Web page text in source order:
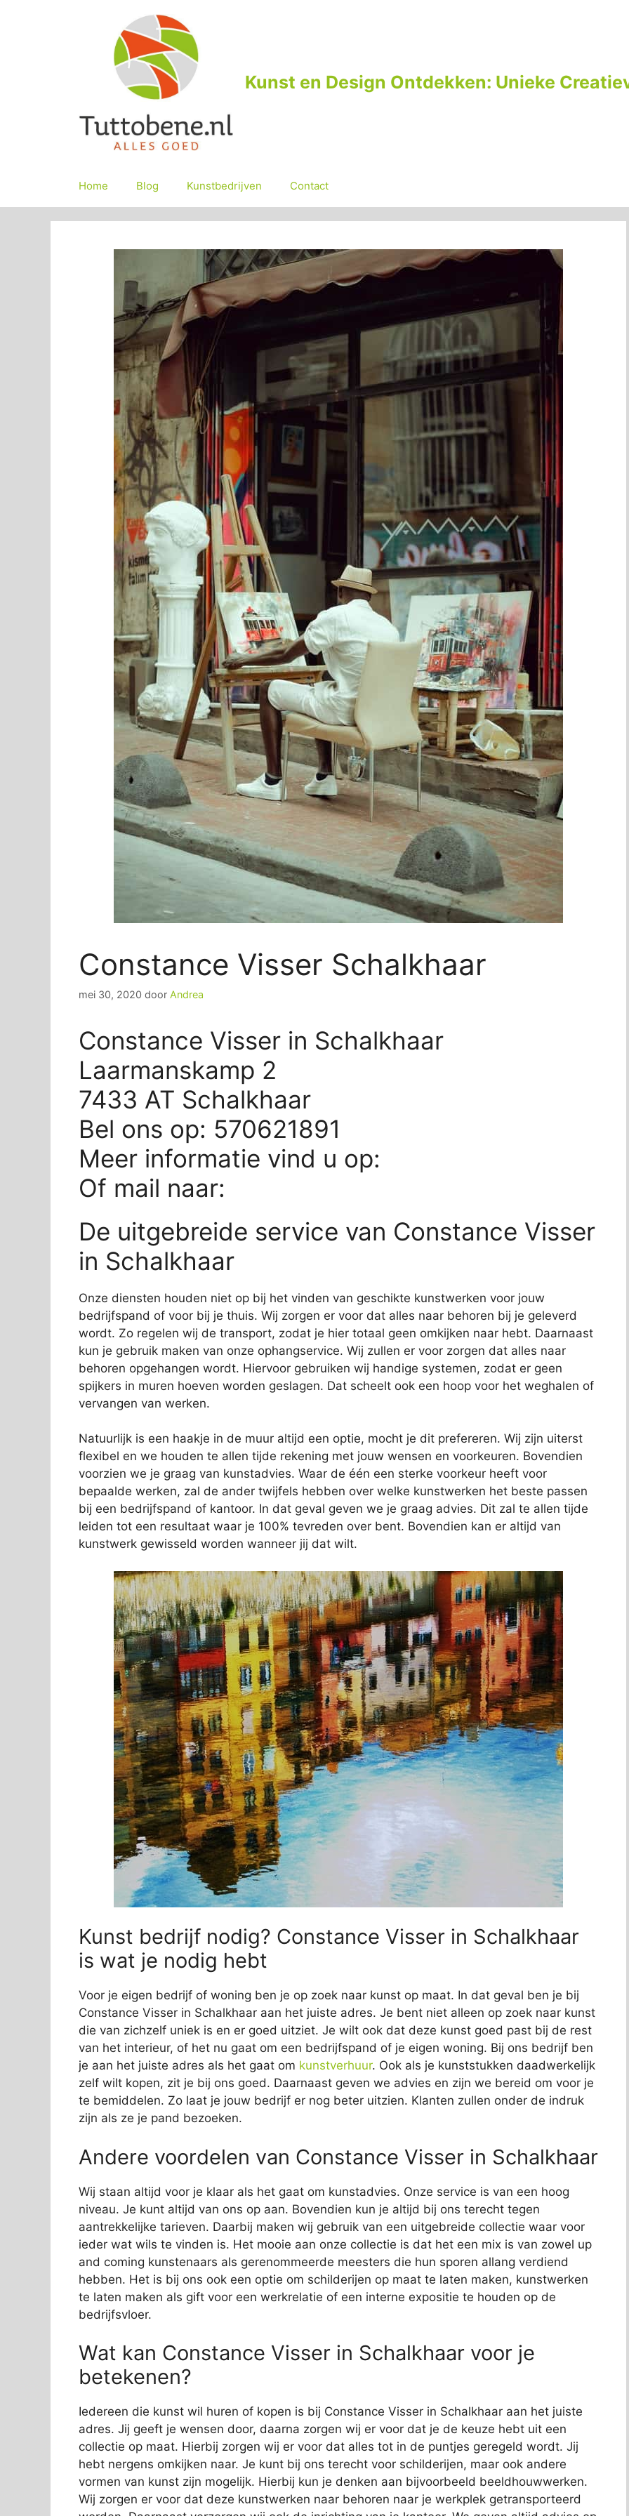
Kunst en Design Ontdekken: Unieke
Home Blog Kunstbedrijven Contact
Constance Visser Schalkhaar
mei 30, 2020 door Andrea
Constance Visser in Schalkhaar
Laarmanskamp 2
7433 AT Schalkhaar
Bel ons op: 570621891
Meer informatie vind u op:
Of mail naar:
De uitgebreide service van Constance Visser
in Schalkhaar
Onze diensten houden niet op bij het vinden van geschikte kunstwerken voor jouw
bedrijfspand of voor bij je thuis. Wij zorgen er voor dat alles naar behoren bij je geleverd
wordt. Zo regelen wij de transport, zodat je hier totaal geen omkijken naar hebt. Daarnaast
kun je gebruik maken van onze ophangservice. Wij zullen er voor zorgen dat alles naar
behoren opgehangen wordt. Hiervoor gebruiken wij handige systemen, zodat er geen
spijkers in muren hoeven worden geslagen. Dat scheelt ook een hoop voor het weghalen of
vervangen van werken.
Natuurlijk is een haakje in de muur altijd een optie, mocht je dit prefereren. Wij zijn uiterst
flexibel en we houden te allen tijde rekening met jouw wensen en voorkeuren. Bovendien
voorzien we je graag van kunstadvies. Waar de één een sterke voorkeur heeft voor
bepaalde werken, zal de ander twijfels hebben over welke kunstwerken het beste passen
bij een bedrijfspand of kantoor. In dat geval geven we je graag advies. Dit zal te allen tijde
leiden tot een resultaat waar je 100% tevreden over bent. Bovendien kan er altijd van
kunstwerk gewisseld worden wanneer jij dat wilt.
Kunst bedrijf nodig? Constance Visser in Schalkhaar
is wat je nodig hebt
Voor je eigen bedrijf of woning ben je op zoek naar kunst op maat. In dat geval ben je bij
Constance Visser in Schalkhaar aan het juiste adres. Je bent niet alleen op zoek naar kunst
die van zichzelf uniek is en er goed uitziet. Je wilt ook dat deze kunst goed past bij de rest
van het interieur, of het nu gaat om een bedrijfspand of je eigen woning. Bij ons bedrijf ben
je aan het juiste adres als het gaat om kunstverhuur. Ook als je kunststukken daadwerkelijk
zelf wilt kopen, zit je bij ons goed. Daarnaast geven we advies en zijn we bereid om voor je
te bemiddelen. Zo laat je jouw bedrijf er nog beter uitzien. Klanten zullen onder de indruk
zijn als ze je pand bezoeken.
Andere voordelen van Constance Visser in Schalkhaar
Wij staan altijd voor je klaar als het gaat om kunstadvies. Onze service is van een hoog
niveau. Je kunt altijd van ons op aan. Bovendien kun je altijd bij ons terecht tegen
aantrekkelijke tarieven. Daarbij maken wij gebruik van een uitgebreide collectie waar voor
ieder wat wils te vinden is. Het mooie aan onze collectie is dat het een mix is van zowel up
and coming kunstenaars als gerenommeerde meesters die hun sporen allang verdiend
hebben. Het is bij ons ook een optie om schilderijen op maat te laten maken, kunstwerken
te laten maken als gift voor een werkrelatie of een interne expositie te houden op de
bedrijfsvloer.
Wat kan Constance Visser in Schalkhaar voor je
betekenen?
Iedereen die kunst wil huren of kopen is bij Constance Visser in Schalkhaar aan het juiste
adres. Jij geeft je wensen door, daarna zorgen wij er voor dat je de keuze hebt uit een
collectie op maat. Hierbij zorgen wij er voor dat alles tot in de puntjes geregeld wordt. Jij
hebt nergens omkijken naar. Je kunt bij ons terecht voor schilderijen, maar ook andere
vormen van kunst zijn mogelijk. Hierbij kun je denken aan bijvoorbeeld beeldhouwwerken.
Wij zorgen er voor dat deze kunstwerken naar behoren naar je werkplek getransporteerd